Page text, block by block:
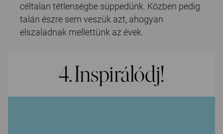
céltalan tétlenségbe süppedünk. Közben pedig
talán észre sem veszük azt, ahogyan
elszaladnak mellettünk az évek.
4. Inspirálódj!